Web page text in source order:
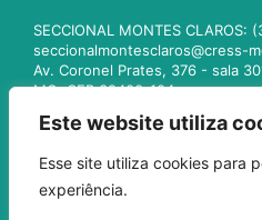
Este website utiliza
Esse site utiliza cookies para
experiência.
SECCIONAL MONTES CLAROS:
seccionalmontesclaros@cress-
Av. Coronel Prates, 376 - sala
MG. CEP 39400-104
seccionaluberlandia@cress-
Av. Afonso Pena, 547 - sala 101.